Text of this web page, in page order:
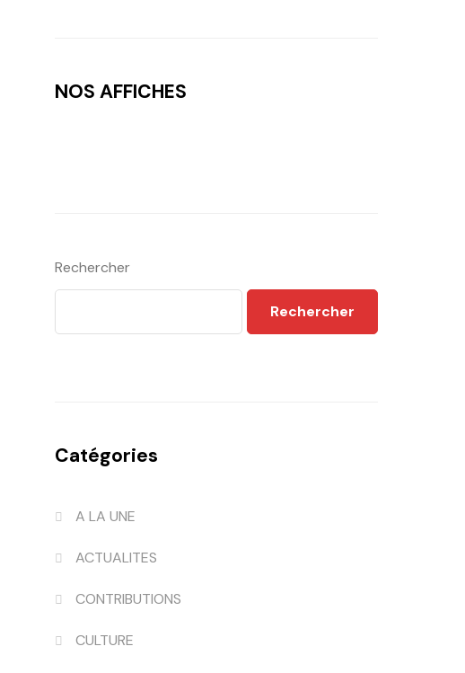
NOS AFFICHES
Rechercher
Rechercher
Catégories
A LA UNE
ACTUALITES
CONTRIBUTIONS
CULTURE